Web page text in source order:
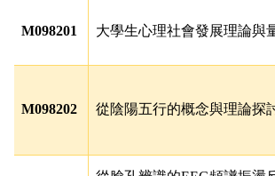
M098201 大學生心理社會發展理論與
M098202 從陰陽五行的概念與理論探